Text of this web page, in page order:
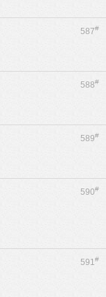
587#
588#
589#
590#
591#